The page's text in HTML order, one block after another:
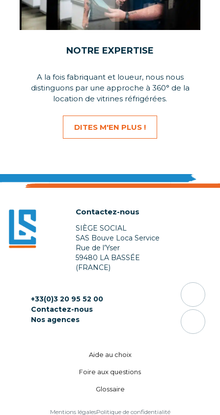
NOTRE EXPERTISE
A la fois fabriquant et loueur, nous nous
distinguons par une approche à 360° de la
location de vitrines réfrigérées.
DITES M'EN PLUS !
Contactez-nous
SIÈGE SOCIAL
SAS Bouve Loca Service
Rue de l’Yser
59480 LA BASSÉE
(FRANCE)
+33(0)3 20 95 52 00
Contactez-nous
Nos agences
Aide au choix
Foire aux questions
Glossaire
Mentions légalesPolitique de confidentialité